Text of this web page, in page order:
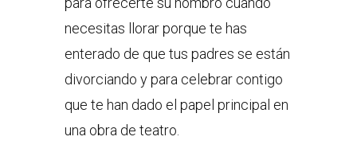
necesitas llorar porque te has
enterado de que tus padres se están
divorciando y para celebrar contigo
que te han dado el papel principal en
una obra de teatro.